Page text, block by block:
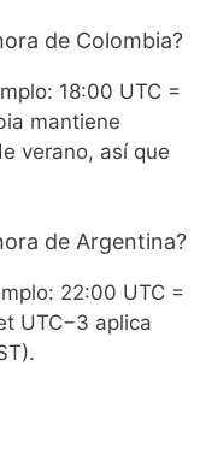
de Colombia?
18:00 UTC =
mantiene
verano, así que
de Argentina?
22:00 UTC =
UTC−3 aplica